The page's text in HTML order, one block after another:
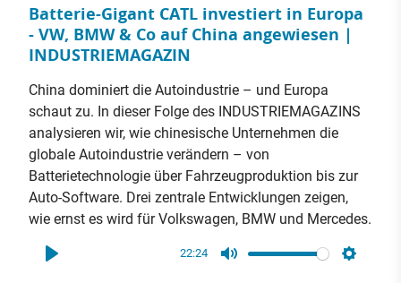
Batterie-Gigant CATL investiert in Europa
- VW, BMW & Co auf China angewiesen |
INDUSTRIEMAGAZIN
China dominiert die Autoindustrie – und Europa
schaut zu. In dieser Folge des INDUSTRIEMAGAZINS
analysieren wir, wie chinesische Unternehmen die
globale Autoindustrie verändern – von
Batterietechnologie über Fahrzeugproduktion bis zur
Auto-Software. Drei zentrale Entwicklungen zeigen,
wie ernst es wird für Volkswagen, BMW und Mercedes.
22:24